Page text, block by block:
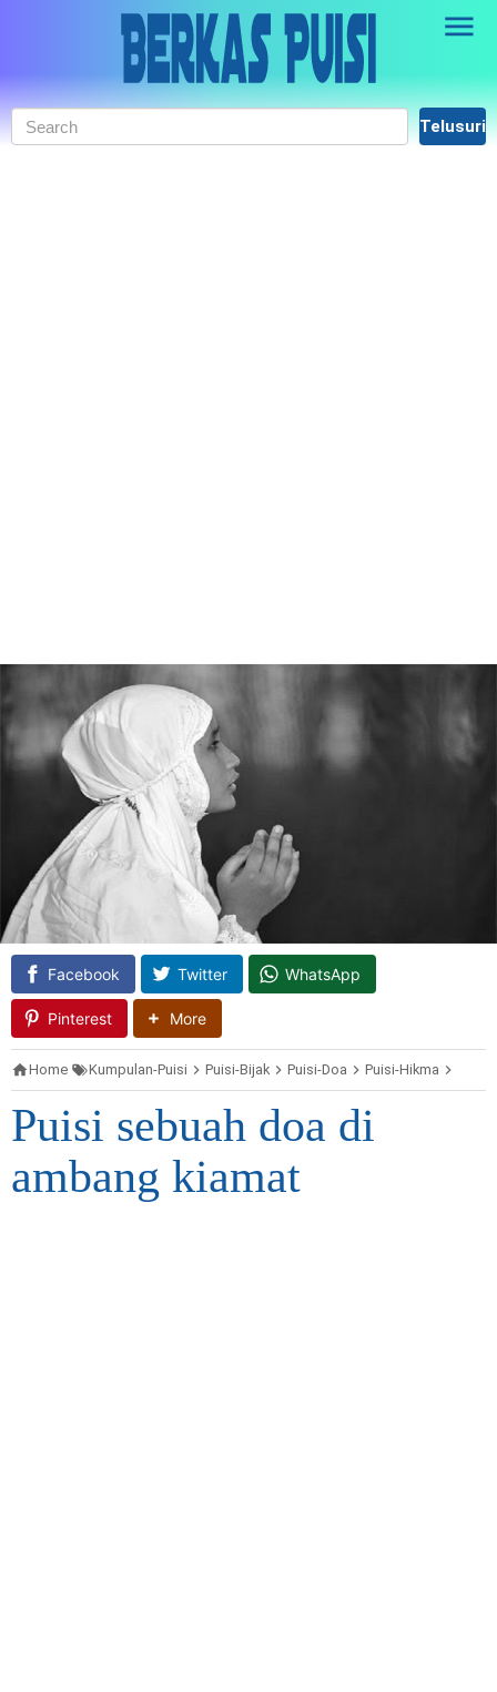
Skip to main content
Facebook Twitter WhatsApp
Pinterest More
Home Kumpulan-Puisi Puisi-Bijak Puisi-Doa Puisi-Hikma
Puisi sebuah doa di
ambang kiamat